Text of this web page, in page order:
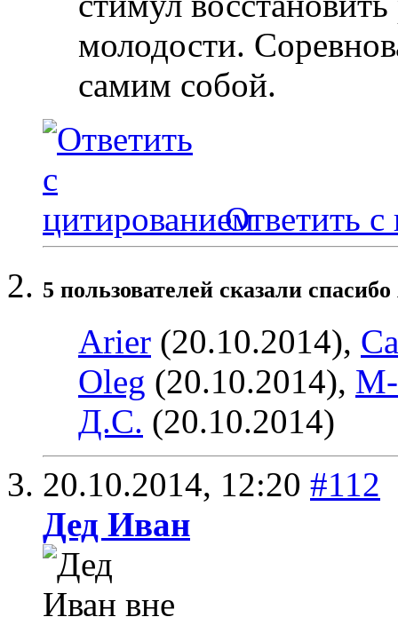
молодости.
самим собой.
Ответить с
5 пользователей сказали
Arier (20.10.2014),
Oleg (20.10.2014),
Д.С. (20.10.2014)
20.10.2014, 12:20 #112
Дед Иван